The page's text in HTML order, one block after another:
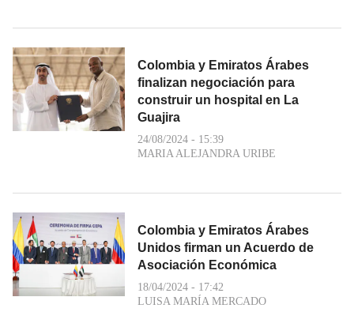
Colombia y Emiratos Árabes
finalizan negociación para
construir un hospital en La
Guajira
24/08/2024 - 15:39
MARIA ALEJANDRA URIBE
Colombia y Emiratos Árabes
Unidos firman un Acuerdo de
Asociación Económica
18/04/2024 - 17:42
LUISA MARÍA MERCADO